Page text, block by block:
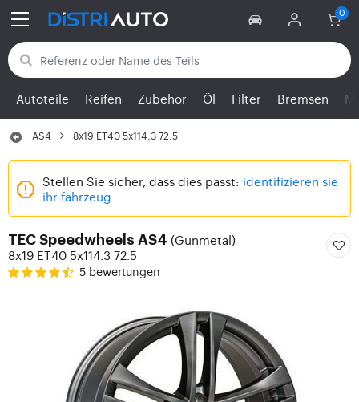
Zurück zu den Kategorien
Autoteile Reifen Zubehör Öl Filter Bremsen
AS4 8x19 ET40 5x114.3 72.5
Stellen Sie sicher, dass dies passt: identifizieren sie
ihr fahrzeug
TEC Speedwheels AS4 (Gunmetal)
8x19 ET40 5x114.3 72.5
5 bewertungen